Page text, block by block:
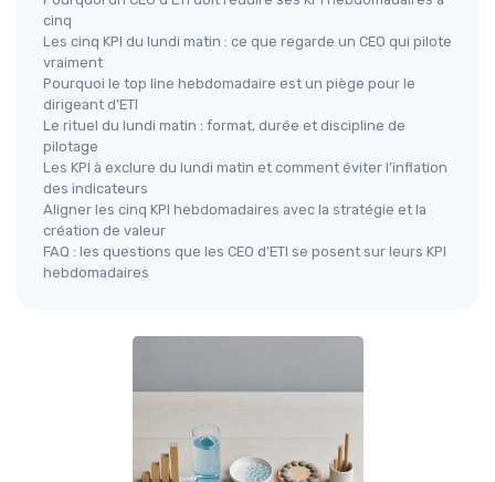
cinq
Les cinq KPI du lundi matin : ce que regarde un CEO qui pilote
vraiment
Pourquoi le top line hebdomadaire est un piège pour le
dirigeant d’ETI
Le rituel du lundi matin : format, durée et discipline de
pilotage
Les KPI à exclure du lundi matin et comment éviter l’inflation
des indicateurs
Aligner les cinq KPI hebdomadaires avec la stratégie et la
création de valeur
FAQ : les questions que les CEO d’ETI se posent sur leurs KPI
hebdomadaires